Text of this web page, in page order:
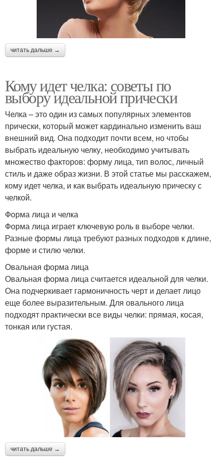
читать дальше →
Кому идет челка: советы по
выбору идеальной прически
Челка – это один из самых популярных элементов
прически, который может кардинально изменить ваш
внешний вид. Она подходит почти всем, но чтобы
выбрать идеальную челку, необходимо учитывать
множество факторов: форму лица, тип волос, личный
стиль и даже образ жизни. В этой статье мы расскажем,
кому идет челка, и как выбрать идеальную прическу с
челкой.
Форма лица и челка
Форма лица играет ключевую роль в выборе челки.
Разные формы лица требуют разных подходов к длине,
форме и стилю челки.
Овальная форма лица
Овальная форма лица считается идеальной для челки.
Она подчеркивает гармоничность черт и делает лицо
еще более выразительным. Для овального лица
подходят практически все виды челки: прямая, косая,
тонкая или густая.
читать дальше →